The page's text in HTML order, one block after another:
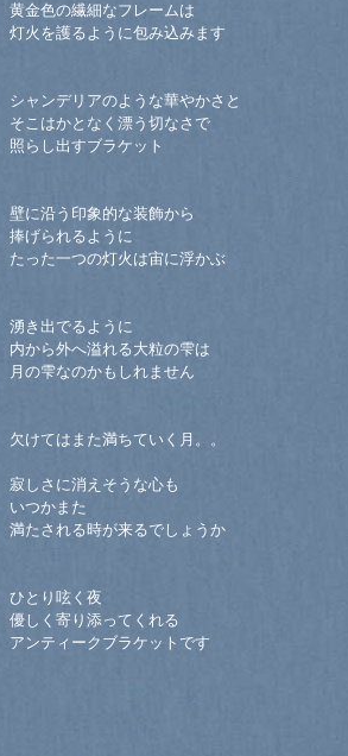
黄金色の繊細なフレームは
灯火を護るように包み込みます
シャンデリアのような華やかさと
そこはかとなく漂う切なさで
照らし出すブラケット
壁に沿う印象的な装飾から
捧げられるように
たった一つの灯火は宙に浮かぶ
湧き出でるように
内から外へ溢れる大粒の雫は
月の雫なのかもしれません
欠けてはまた満ちていく月。。
寂しさに消えそうな心も
いつかまた
満たされる時が来るでしょうか
ひとり呟く夜
優しく寄り添ってくれる
アンティークブラケットです